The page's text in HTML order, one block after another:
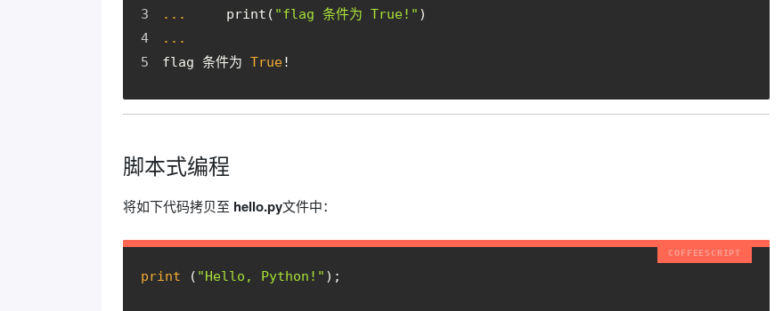
...
    print(
"flag 条件为 True!" )
...
flag 条件为 True!
脚本式编程
将如下代码拷贝至 hello.py文件中：
print ( "Hello, Python!" );